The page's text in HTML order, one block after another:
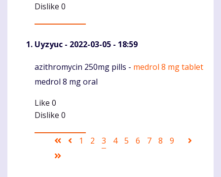
Dislike 0
Uyzyuc - 2022-03-05 - 18:59
Komentaras
azithromycin 250mg pills - medrol 8 mg tablet
medrol 8 mg oral
Like 0
Dislike 0
Pagination
First Ankstesnis
Puslapis
1 Puslapis
2
Current
3 Puslapis
4 Puslapis
5 Puslapis
6 Puslapis
7 Puslapis
8 Puslapis
9